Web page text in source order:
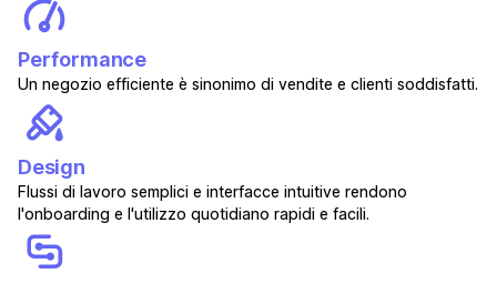
Performance
Un negozio efficiente è sinonimo di vendite e clienti soddisfatti.
Design
Flussi di lavoro semplici e interfacce intuitive rendono
l'onboarding e l'utilizzo quotidiano rapidi e facili.